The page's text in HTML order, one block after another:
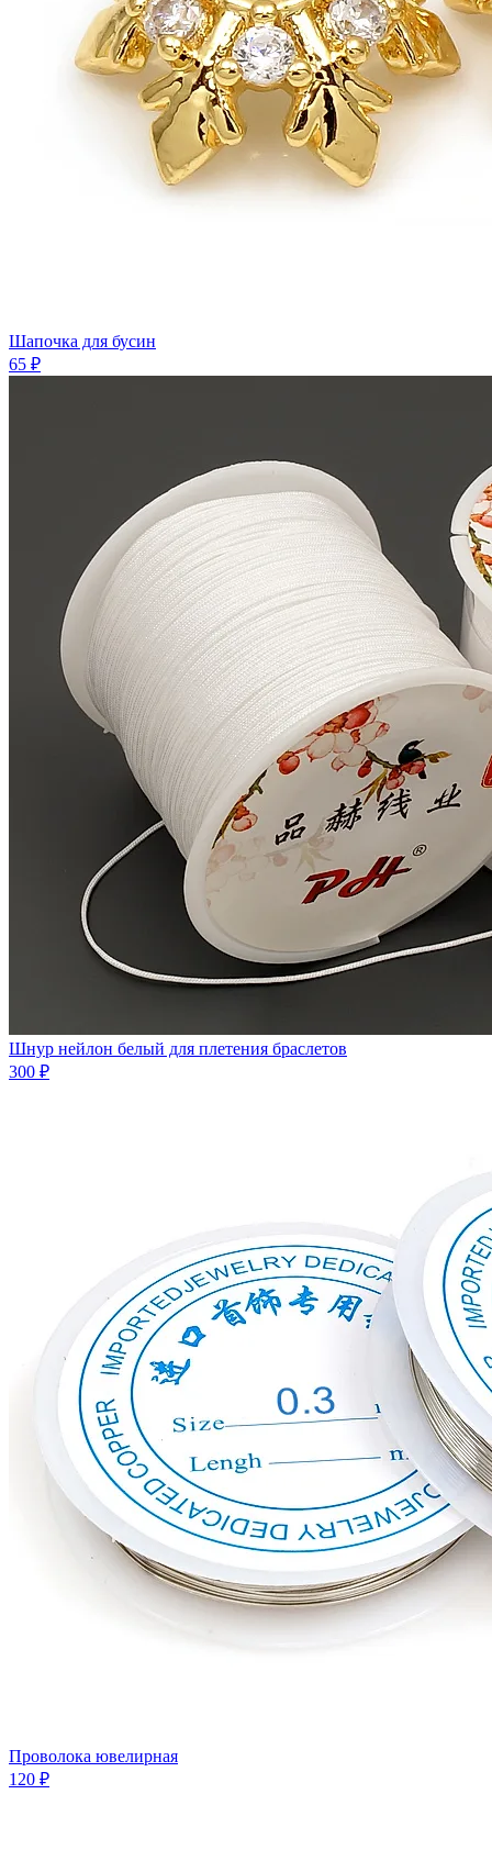
Шапочка для бусин
65 ₽
Шнур нейлон белый для плетения браслетов
300 ₽
Проволока ювелирная
120 ₽